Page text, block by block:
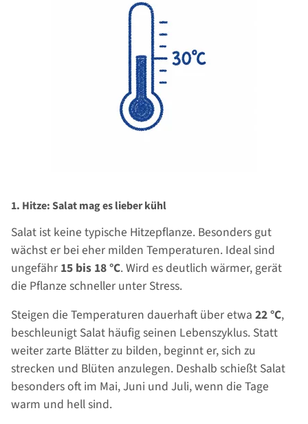
1. Hitze: Salat mag es lieber kühl
Salat ist keine typische Hitzepflanze. Besonders gut
wächst er bei eher milden Temperaturen. Ideal sind
ungefähr 15 bis 18 °C. Wird es deutlich wärmer, gerät
die Pflanze schneller unter Stress.
Steigen die Temperaturen dauerhaft über etwa 22 °C,
beschleunigt Salat häufig seinen Lebenszyklus. Statt
weiter zarte Blätter zu bilden, beginnt er, sich zu
strecken und Blüten anzulegen. Deshalb schießt Salat
besonders oft im Mai, Juni und Juli, wenn die Tage
warm und hell sind.